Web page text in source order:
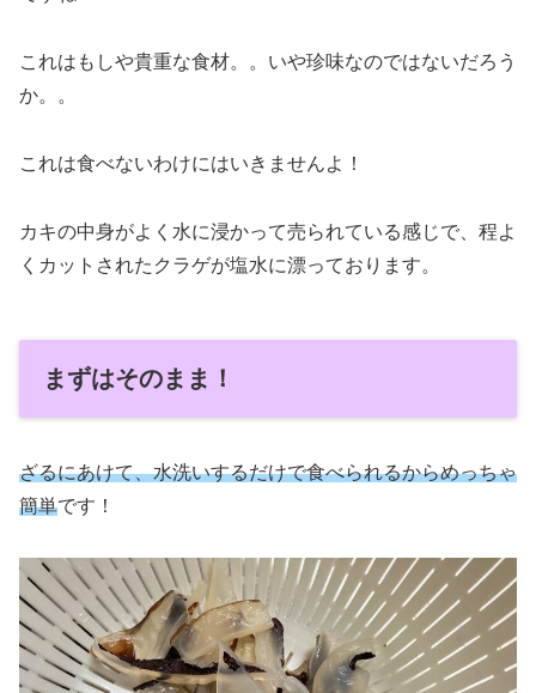
これはもしや貴重な食材。。いや珍味なのではないだろう
か。。
これは食べないわけにはいきませんよ！
カキの中身がよく水に浸かって売られている感じで、程よ
くカットされたクラゲが塩水に漂っております。
まずはそのまま！
ざるにあけて、水洗いするだけで食べられるからめっちゃ
簡単です！